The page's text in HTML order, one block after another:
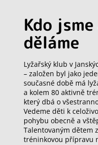
Kdo
děláme
Lyžařský klub v
– založen byl jako
současné době má
a kolem 80 aktivně
který dbá o
Vedeme děti k
pohybu obecně a
Talentovaným dětem
tréninkovou přípravu